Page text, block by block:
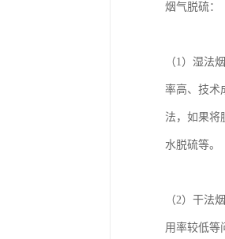
烟气脱硫：
（1）湿法
率高、技术
法，如果将
水脱硫等
（2）干法
用率较低等